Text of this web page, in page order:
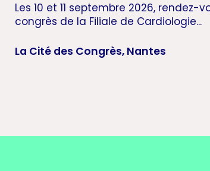
Les 10 et 11 septembre 2026,
congrès de la Filiale de Cardiologie...
La Cité des Congrès, Nantes